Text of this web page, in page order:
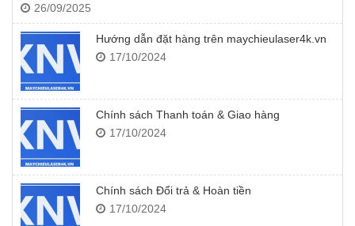
26/09/2025
Hướng dẫn đặt hàng trên maychieulaser4k.vn
17/10/2024
Chính sách Thanh toán & Giao hàng
17/10/2024
Chính sách Đổi trả & Hoàn tiền
17/10/2024